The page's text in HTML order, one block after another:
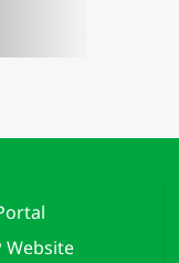
Website